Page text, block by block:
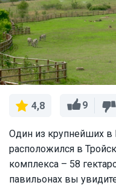
4,8 9
Один из крупнейших в
расположился в
комплекса – 58
павильонах вы